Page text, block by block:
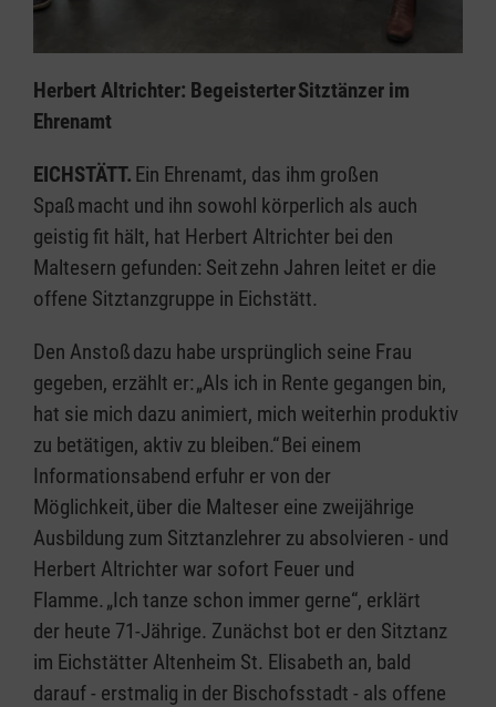
Herbert Altrichter: Begeisterter Sitztänzer im
Ehrenamt
EICHSTÄTT. Ein Ehrenamt, das ihm großen
Spaß macht und ihn sowohl körperlich als auch
geistig fit hält, hat Herbert Altrichter bei den
Maltesern gefunden: Seit zehn Jahren leitet er die
offene Sitztanzgruppe in Eichstätt.
Den Anstoß dazu habe ursprünglich seine Frau
gegeben, erzählt er: „Als ich in Rente gegangen bin,
hat sie mich dazu animiert, mich weiterhin produktiv
zu betätigen, aktiv zu bleiben.“ Bei einem
Informationsabend erfuhr er von der
Möglichkeit, über die Malteser eine zweijährige
Ausbildung zum Sitztanzlehrer zu absolvieren - und
Herbert Altrichter war sofort Feuer und
Flamme. „Ich tanze schon immer gerne“, erklärt
der heute 71-Jährige. Zunächst bot er den Sitztanz
im Eichstätter Altenheim St. Elisabeth an, bald
darauf - erstmalig in der Bischofsstadt - als offene